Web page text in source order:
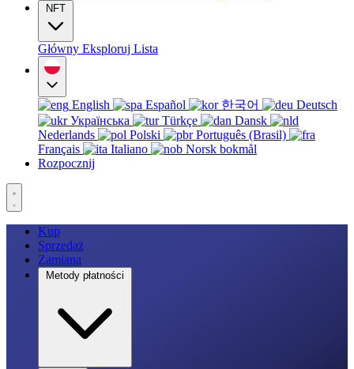
NFT
Główny Eksploruj Lista
English Español 한국어
Deutsch
Українська
Türkçe
Dansk
Nederlands
Polski
Português (Brasil)
Français
Italiano
Norsk bokmål
Rozpocznij
Kup
Sprzedaż
Zamiana
Metody płatności